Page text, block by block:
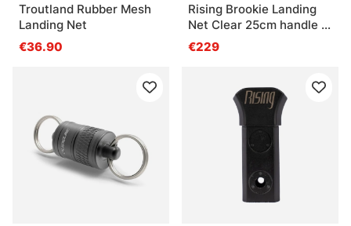
Troutland Rubber Mesh
Landing Net
€36.90
Rising Brookie Landing
Net Clear 25cm handle -
Stealth
€229